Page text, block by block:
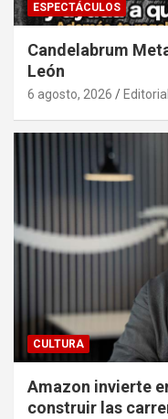
ESPECTÁCULOS
Candelabrum
León
6 agosto, 2026 Editorial
CULTURA
Amazon invierte
construir las